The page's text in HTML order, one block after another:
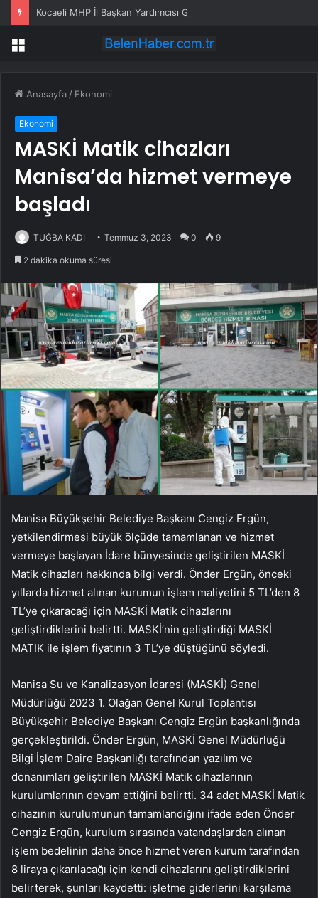
Menü
Anasayfa / Ekonomi
Ekonomi
MASKİ Matik cihazları
Manisa’da hizmet vermeye
başladı
TUĞBA KADI Temmuz 3, 2023 0 9
2 dakika okuma süresi
Manisa Büyükşehir Belediye Başkanı Cengiz Ergün,
yetkilendirmesi büyük ölçüde tamamlanan ve hizmet
vermeye başlayan İdare bünyesinde geliştirilen MASKİ
Matik cihazları hakkında bilgi verdi. Önder Ergün, önceki
yıllarda hizmet alınan kurumun işlem maliyetini 5 TL’den 8
TL’ye çıkaracağı için MASKİ Matik cihazlarını
geliştirdiklerini belirtti. MASKİ’nin geliştirdiği MASKİ
MATIK ile işlem fiyatının 3 TL’ye düştüğünü söyledi.
Manisa Su ve Kanalizasyon İdaresi (MASKİ) Genel
Müdürlüğü 2023 1. Olağan Genel Kurul Toplantısı
Büyükşehir Belediye Başkanı Cengiz Ergün başkanlığında
gerçekleştirildi. Önder Ergün, MASKİ Genel Müdürlüğü
Bilgi İşlem Daire Başkanlığı tarafından yazılım ve
donanımları geliştirilen MASKİ Matik cihazlarının
kurulumlarının devam ettiğini belirtti. 34 adet MASKİ Matik
cihazının kurulumunun tamamlandığını ifade eden Önder
Cengiz Ergün, kurulum sırasında vatandaşlardan alınan
işlem bedelinin daha önce hizmet veren kurum tarafından
8 liraya çıkarılacağı için kendi cihazlarını geliştirdiklerini
belirterek, şunları kaydetti: işletme giderlerini karşılama